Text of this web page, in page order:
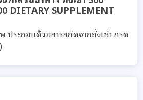
DIETARY SUPPLEMENT
ประกอบด้วยสารสกัดจากถั่งเช่า กรด